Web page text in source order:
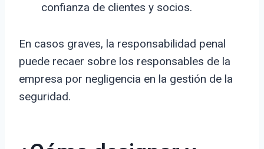
confianza de clientes y socios.
En casos graves, la responsabilidad penal
puede recaer sobre los responsables de la
empresa por negligencia en la gestión de la
seguridad.